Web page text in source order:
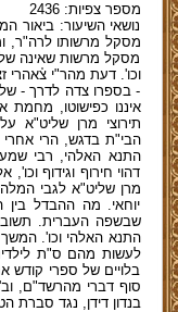
מספר צפיות: 2436
נושאי השיעור:
מסקל מרשותו לרה"ר,
מסקל מרשות שאינה
וכו'. דעת מהר"י צ֗אהרי
- בספרו צדה לדרך -
איננו כפישוטו, מחמת
תירוצי מרן שליט"א
הבי"ת בדגש, הרי
התנא האלהי, רבי
דהוי חירוף וגידוף
מרן שליט"א לגבי
יוחאי. מה ההבדל בין
שבשפה העברית.
התנא האלהי וכו'.
לעשות מהם ס"ת
בלויים של ספרי קודש
סוף דברי מהרשד"ם,
בנדון דידן, נגד סברת